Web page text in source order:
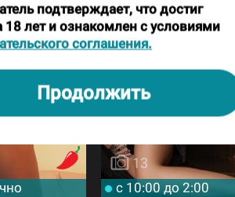
подтверждает, что достиг
18 лет и ознакомлен с условиями
соглашения.
Продолжить
c 10:00 до 2:00
13